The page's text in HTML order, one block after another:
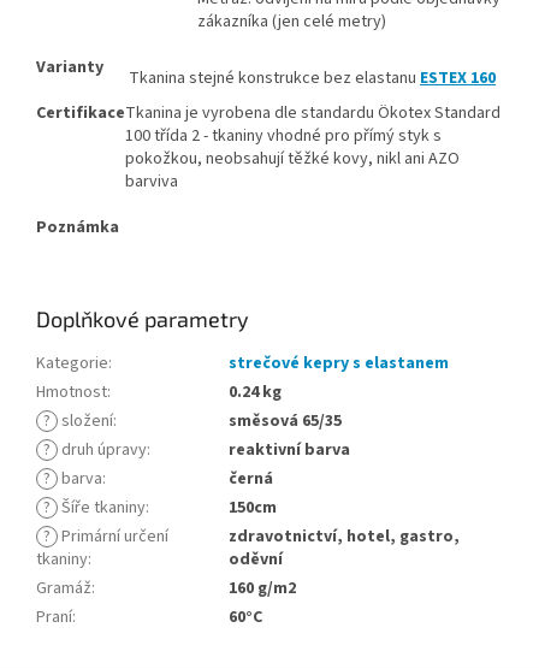
zákazníka (jen celé metry)
Varianty
Tkanina stejné konstrukce bez elastanu ESTEX 160
CertifikaceTkanina je vyrobena dle standardu Ökotex Standard
100 třída 2 - tkaniny vhodné pro přímý styk s
pokožkou, neobsahují těžké kovy, nikl ani AZO
barviva
Poznámka
Doplňkové parametry
Kategorie:
strečové kepry s elastanem
Hmotnost:
0.24 kg
? složení:
směsová 65/35
? druh úpravy:
reaktivní barva
? barva:
černá
? Šíře tkaniny:
150cm
? Primární určení
tkaniny:
zdravotnictví, hotel, gastro,
oděvní
Gramáž:
160 g/m2
Praní: 60°C